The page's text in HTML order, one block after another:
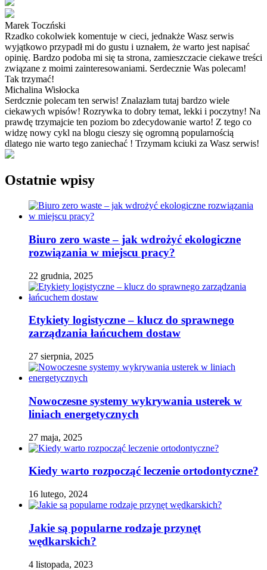
Marek Toczński
Rzadko cokolwiek komentuje w cieci, jednakże Wasz serwis
wyjątkowo przypadł mi do gustu i uznałem, że warto jest napisać
opinię. Bardzo podoba mi się ta strona, zamieszczacie ciekawe treści
związane z moimi zainteresowaniami. Serdecznie Was polecam!
Tak trzymać!
Michalina Wisłocka
Serdcznie polecam ten serwis! Znalazłam tutaj bardzo wiele
ciekawych wpisów! Rozrywka to dobry temat, lekki i poczytny! Na
prawdę trzymajcie ten poziom bo zdecydowanie warto! Z tego co
widzę nowy cykl na blogu cieszy się ogromną popularnością
dlatego nie warto tego zaniechać ! Trzymam kciuki za Wasz serwis!
Ostatnie wpisy
Biuro zero waste – jak wdrożyć ekologiczne
rozwiązania w miejscu pracy?
22 grudnia, 2025
Etykiety logistyczne – klucz do sprawnego
zarządzania łańcuchem dostaw
27 sierpnia, 2025
Nowoczesne systemy wykrywania usterek w
liniach energetycznych
27 maja, 2025
Kiedy warto rozpocząć leczenie ortodontyczne?
16 lutego, 2024
Jakie są popularne rodzaje przynęt
wędkarskich?
4 listopada, 2023